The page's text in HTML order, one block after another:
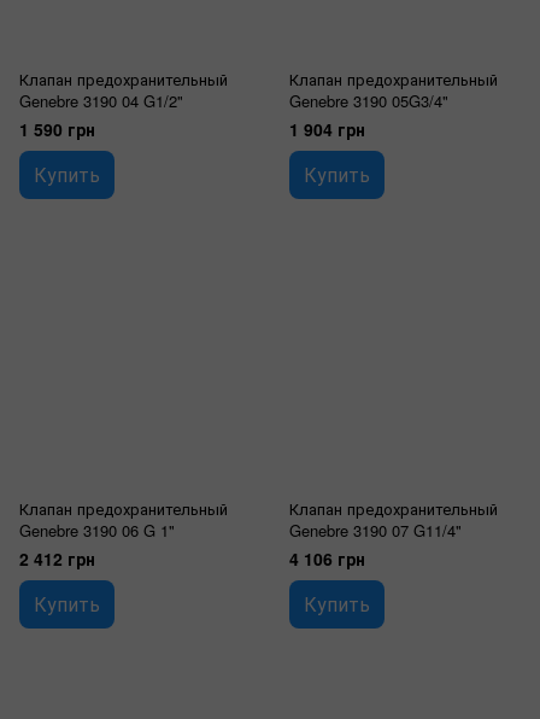
Клапан предохранительный
Genebre 3190 04 G1/2"
1 590 грн
Купить
Клапан предохранительный
Genebre 3190 05G3/4"
1 904 грн
Купить
Клапан предохранительный
Genebre 3190 06 G 1"
2 412 грн
Купить
Клапан предохранительный
Genebre 3190 07 G11/4"
4 106 грн
Купить